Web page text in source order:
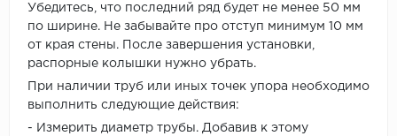
Убедитесь, что последний ряд будет не менее 50 мм
по ширине. Не забывайте про отступ минимум 10 мм
от края стены. После завершения установки,
распорные колышки нужно убрать.
При наличии труб или иных точек упора необходимо
выполнить следующие действия:
- Измерить диаметр трубы. Добавив к этому